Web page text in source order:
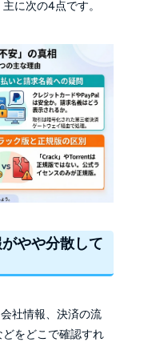
に次の4点です。
やや分散して
社情報、決済の流
をどこで確認すれ